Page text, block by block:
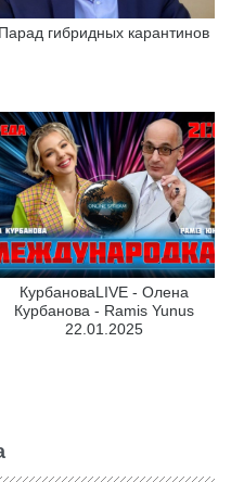
Парад гибридных карантинов
КурбановаLIVE - Олена
Курбанова - Ramis Yunus
22.01.2025